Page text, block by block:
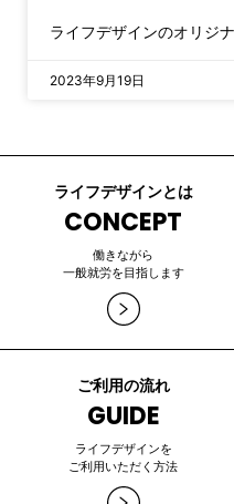
ライフデザインのオリジ
2023年9月19日
ライフデザインとは
CONCEPT
働きながら
一般就労を目指します
ご利用の流れ
GUIDE
ライフデザインを
ご利用いただく方法